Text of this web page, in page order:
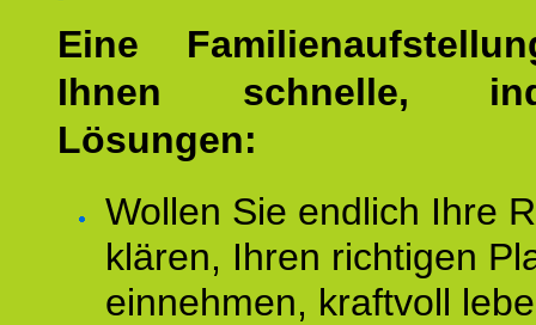
Eine
Ihnen schnelle,
Lösungen:
Wollen Sie endlich Ihre
klären, Ihren richtigen
einnehmen, kraftvoll